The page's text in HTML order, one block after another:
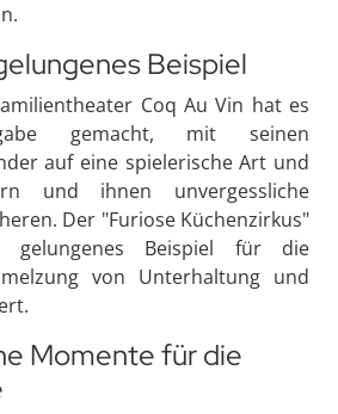
Beispiel
Coq Au Vin hat es
gemacht, mit seinen
auf eine spielerische Art und
und ihnen unvergessliche
Der "Furiose Küchenzirkus"
Beispiel für die
von Unterhaltung und
Momente für die